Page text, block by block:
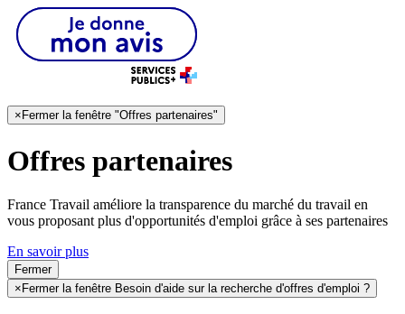
× Fermer la fenêtre "Offres partenaires"
Offres partenaires
France Travail améliore la transparence du marché du travail en
vous proposant plus d'opportunités d'emploi grâce à ses partenaires
En savoir plus
Fermer
× Fermer la fenêtre Besoin d'aide sur la recherche d'offres d'emploi ?